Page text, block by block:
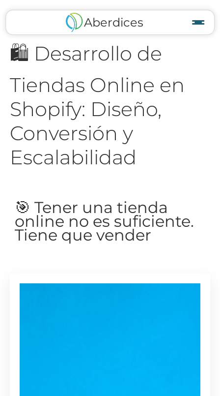
Aberdices
🛍️ Desarrollo de
Tiendas Online en
Shopify: Diseño,
Conversión y
Escalabilidad
🎯 Tener una tienda
online no es suficiente.
Tiene que vender